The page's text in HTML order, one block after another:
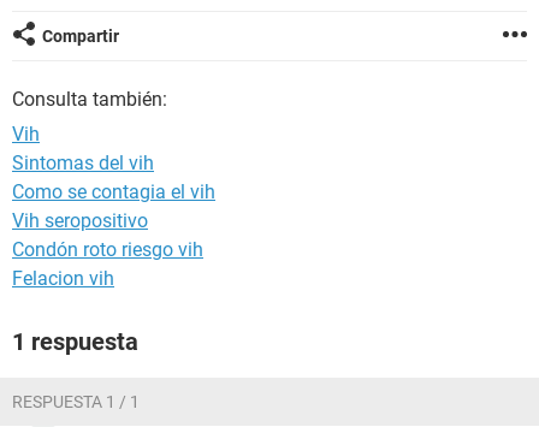
Compartir
Consulta también:
Vih
Sintomas del vih
Como se contagia el vih
Vih seropositivo
Condón roto riesgo vih
Felacion vih
1 respuesta
RESPUESTA 1 / 1